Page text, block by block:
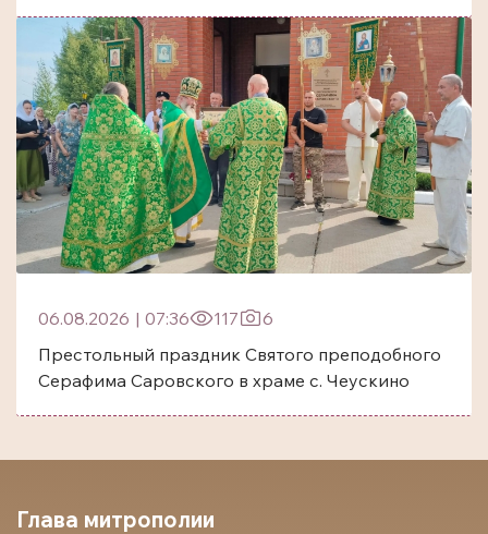
06.08.2026 | 07:36 117
6
Престольный праздник Святого преподобного
Серафима Саровского в храме с. Чеускино
Глава митрополии